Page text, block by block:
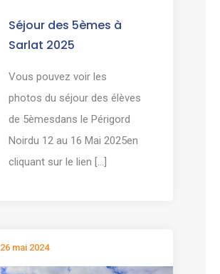
Séjour des 5èmes à
Sarlat 2025
Vous pouvez voir les
photos du séjour des élèves
de 5èmesdans le Périgord
Noirdu 12 au 16 Mai 2025en
cliquant sur le lien [...]
26 mai 2024